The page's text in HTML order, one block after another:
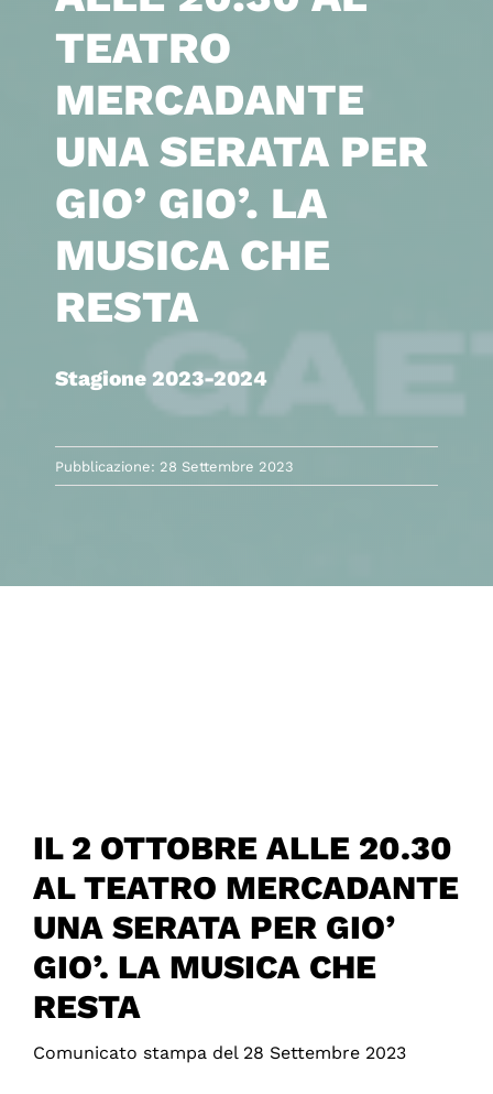
TEATRO
MERCADANTE
UNA SERATA PER
GIO’ GIO’. LA
MUSICA CHE
RESTA
Stagione 2023-2024
Pubblicazione: 28 Settembre 2023
IL 2 OTTOBRE ALLE 20.30
AL TEATRO MERCADANTE
UNA SERATA PER GIO’
GIO’. LA MUSICA CHE
RESTA
Comunicato stampa del 28 Settembre 2023